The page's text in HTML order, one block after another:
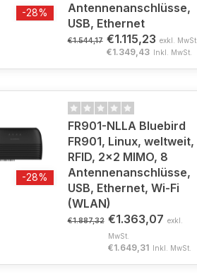
-28%
Antennenanschlüsse,
USB, Ethernet
€1.544,17 €1.115,23 exkl. MwSt.
€1.349,43 Inkl. MwSt.
-28%
FR901-NLLA Bluebird
FR901, Linux, weltweit,
RFID, 2x2 MIMO, 8
Antennenanschlüsse,
USB, Ethernet, Wi-Fi
(WLAN)
€1.887,32 €1.363,07 exkl.
MwSt.
€1.649,31 Inkl. MwSt.